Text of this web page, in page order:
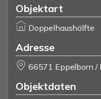
Objektart
Doppelhaushälfte
Adresse
66571 Eppelborn /
Objektdaten